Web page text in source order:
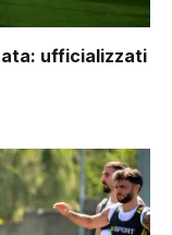
ufficializzati